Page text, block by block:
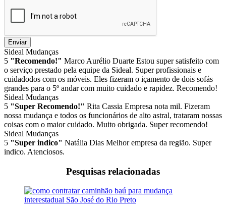
Enviar
Sideal Mudanças
5 "Recomendo!" Marco Aurélio Duarte Estou super satisfeito com
o serviço prestado pela equipe da Sideal. Super profissionais e
cuidadodos com os móveis. Eles fizeram o içamento de dois sofás
grandes para o 5º andar com muito cuidado e rapidez. Recomendo!
Sideal Mudanças
5 "Super Recomendo!" Rita Cassia Empresa nota mil. Fizeram
nossa mudança e todos os funcionários de alto astral, trataram nossas
coisas com o maior cuidado. Muito obrigada. Super recomendo!
Sideal Mudanças
5 "Super indico" Natália Dias Melhor empresa da região. Super
indico. Atenciosos.
Pesquisas relacionadas